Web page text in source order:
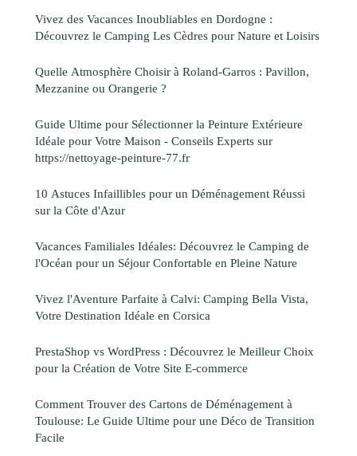
Vivez des Vacances Inoubliables en Dordogne :
Découvrez le Camping Les Cèdres pour Nature et Loisirs
Quelle Atmosphère Choisir à Roland-Garros : Pavillon,
Mezzanine ou Orangerie ?
Guide Ultime pour Sélectionner la Peinture Extérieure
Idéale pour Votre Maison - Conseils Experts sur
https://nettoyage-peinture-77.fr
10 Astuces Infaillibles pour un Déménagement Réussi
sur la Côte d'Azur
Vacances Familiales Idéales: Découvrez le Camping de
l'Océan pour un Séjour Confortable en Pleine Nature
Vivez l'Aventure Parfaite à Calvi: Camping Bella Vista,
Votre Destination Idéale en Corsica
PrestaShop vs WordPress : Découvrez le Meilleur Choix
pour la Création de Votre Site E-commerce
Comment Trouver des Cartons de Déménagement à
Toulouse: Le Guide Ultime pour une Déco de Transition
Facile